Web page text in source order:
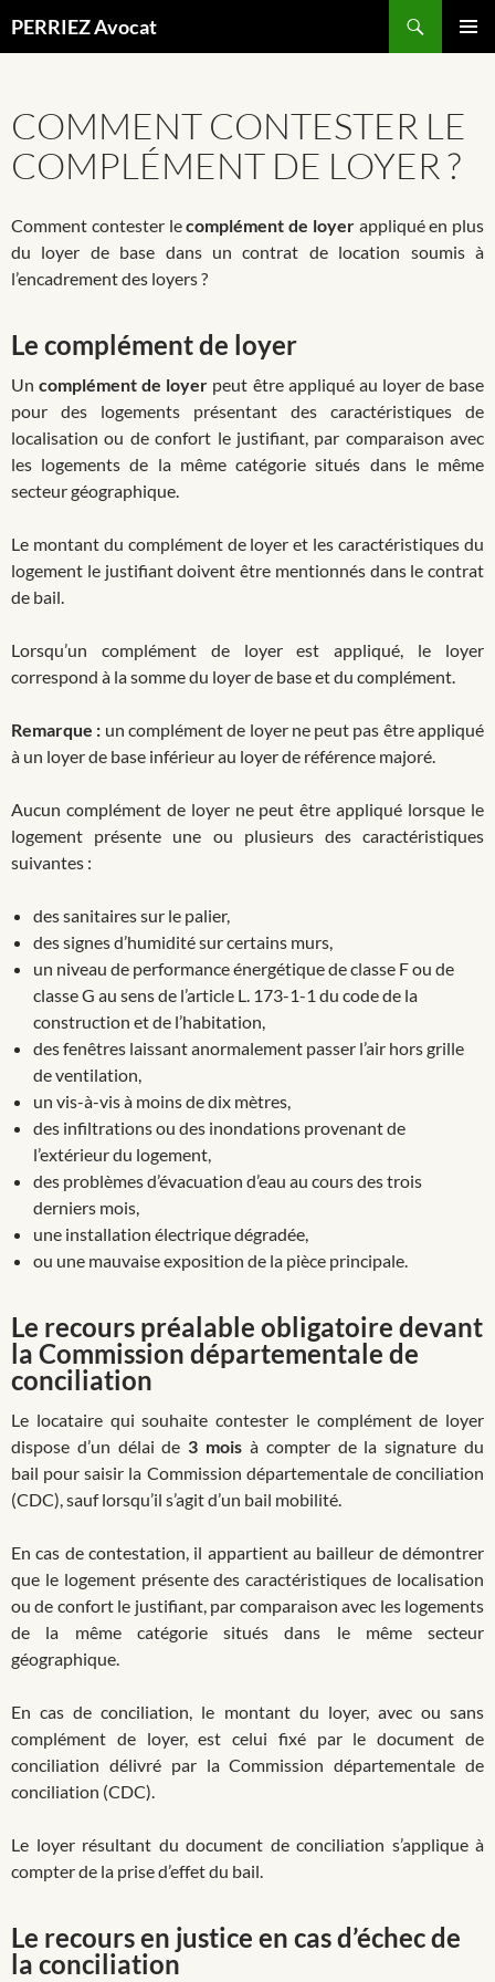
PERRIEZ Avocat
COMMENT CONTESTER LE
COMPLÉMENT DE LOYER ?
Comment contester lecomplément de loyerappliqué en plus
du loyer de base dans un contrat de location soumis à
l’encadrement des loyers ?
Le complément de loyer
Uncomplément de loyer peut être appliqué au loyer de base
pour des logements présentant des caractéristiques de
localisation ou de confort le justifiant, par comparaison avec
les logements de la même catégorie situés dans le même
secteur géographique.
Le montant du complément de loyer et les caractéristiques du
logement le justifiant doivent être mentionnés dans le contrat
de bail.
Lorsqu’un complément de loyer est appliqué, le loyer
correspond à la somme du loyer de base et du complément.
Remarque : un complément de loyer ne peut pas être appliqué
à un loyer de base inférieur au loyer de référence majoré.
Aucun complément de loyer ne peut être appliqué lorsque le
logement présente une ou plusieurs des caractéristiques
suivantes :
des sanitaires sur le palier,
des signes d’humidité sur certains murs,
un niveau de performance énergétique de classe F ou de
classe G au sens de l’article L. 173-1-1 du code de la
construction et de l’habitation,
des fenêtres laissant anormalement passer l’air hors grille
de ventilation,
un vis-à-vis à moins de dix mètres,
des infiltrations ou des inondations provenant de
l’extérieur du logement,
des problèmes d’évacuation d’eau au cours des trois
derniers mois,
une installation électrique dégradée,
ou une mauvaise exposition de la pièce principale.
Le recours préalable obligatoire devant
la Commission départementale de
conciliation
Le locataire qui souhaite contester le complément de loyer
dispose d’un délai de 3 mois à compter de la signature du
bail pour saisir la Commission départementale de conciliation
(CDC), sauf lorsqu’il s’agit d’un bail mobilité.
En cas de contestation, il appartient au bailleur de démontrer
que le logement présente des caractéristiques de localisation
ou de confort le justifiant, par comparaison avec les logements
de la même catégorie situés dans le même secteur
géographique.
En cas de conciliation, le montant du loyer, avec ou sans
complément de loyer, est celui fixé par le document de
conciliation délivré par la Commission départementale de
conciliation (CDC).
Le loyer résultant du document de conciliation s’applique à
compter de la prise d’effet du bail.
Le recours en justice en cas d’échec de
la conciliation